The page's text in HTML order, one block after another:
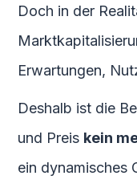
Doch in der
Erwartungen,
Deshalb ist die
und Preis kein
ein dynamisches